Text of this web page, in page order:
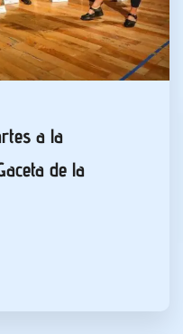
a la
de la